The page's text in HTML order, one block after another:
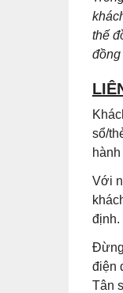
thế
đồng
sổ/
Với
định.
điện
Tân